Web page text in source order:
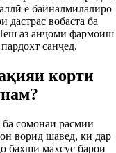
ё байналмилалиро
дастрас вобаста ба
аз анҷоми фармоиш
санҷед.
корти
ба сомонаи расмии
ворид шавед, ки дар
бахши махсус барои